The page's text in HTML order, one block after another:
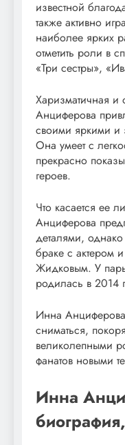
известной
также активно
наиболее ярких
отметить роли в
«Три сестры»,
Харизматичная и
Анциферова
своими яркими
Она умеет с
прекрасно
героев.
Что касается ее
Анциферова
деталями, однако
браке с актером
Жидковым. У
родилась в 2014
Инна
сниматься,
великолепными
фанатов новыми
Инна